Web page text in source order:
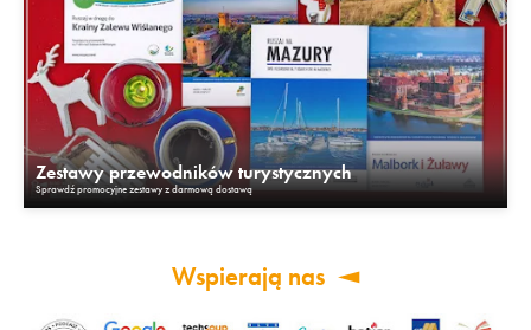
Zestawy przewodników turystycznych
Sprawdź promocyjne zestawy z darmową dostawą
Wspierają nas